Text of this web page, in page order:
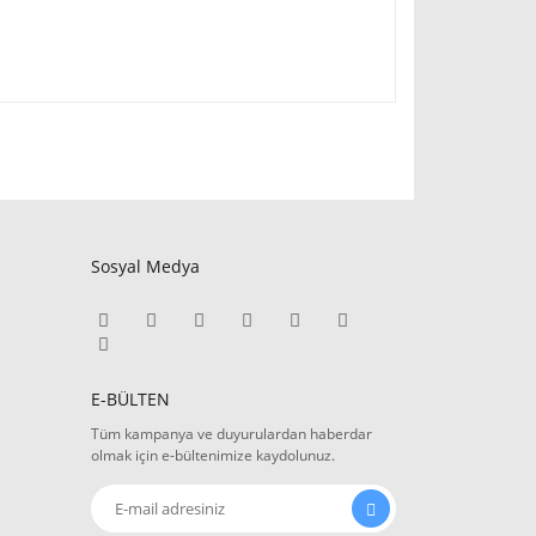
Sosyal Medya
E-BÜLTEN
Tüm kampanya ve duyurulardan haberdar
olmak için e-bültenimize kaydolunuz.